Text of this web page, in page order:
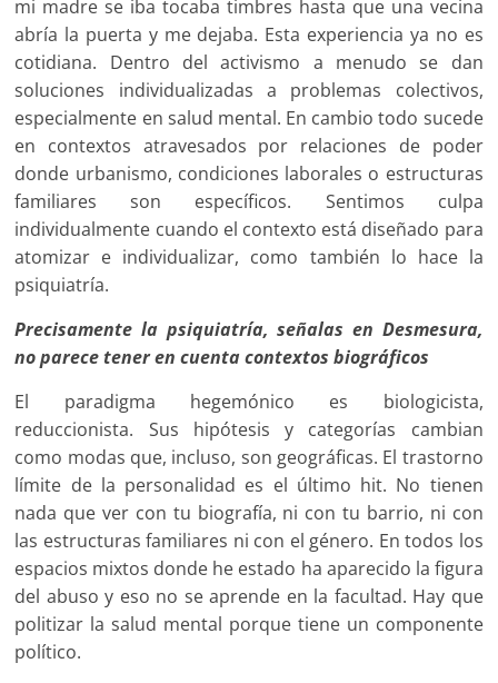
mi madre se iba tocaba timbres hasta que una vecina
abría la puerta y me dejaba. Esta experiencia ya no es
cotidiana. Dentro del activismo a menudo se dan
soluciones individualizadas a problemas colectivos,
especialmente en salud mental. En cambio todo sucede
en contextos atravesados ​​por relaciones de poder
donde urbanismo, condiciones laborales o estructuras
familiares son específicos. Sentimos culpa
individualmente cuando el contexto está diseñado para
atomizar e individualizar, como también lo hace la
psiquiatría.
Precisamente la psiquiatría, señalas en Desmesura,
no parece tener en cuenta contextos biográficos
El paradigma hegemónico es biologicista,
reduccionista. Sus hipótesis y categorías cambian
como modas que, incluso, son geográficas. El trastorno
límite de la personalidad es el último hit. No tienen
nada que ver con tu biografía, ni con tu barrio, ni con
las estructuras familiares ni con el género. En todos los
espacios mixtos donde he estado ha aparecido la figura
del abuso y eso no se aprende en la facultad. Hay que
politizar la salud mental porque tiene un componente
político.